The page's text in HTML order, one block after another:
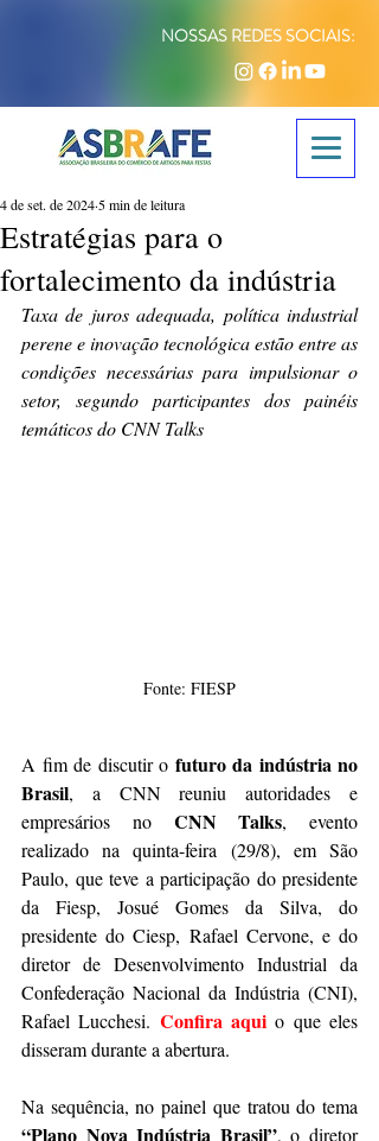
NOSSAS REDES SOCIAIS:
Estratégias para o
fortalecimento da indústria
4 de set. de 2024 5 min de leitura
Taxa de juros adequada, política industrial
perene e inovação tecnológica estão entre as
condições necessárias para impulsionar o
setor, segundo participantes dos painéis
temáticos do CNN Talks
Fonte: FIESP
A fim de discutir o futuro da indústria no
Brasil, a CNN reuniu autoridades e
empresários no CNN Talks, evento
realizado na quinta-feira (29/8), em São
Paulo, que teve a participação do presidente
da Fiesp, Josué Gomes da Silva, do
presidente do Ciesp, Rafael Cervone, e do
diretor de Desenvolvimento Industrial da
Confederação Nacional da Indústria (CNI),
Rafael Lucchesi. Confira aqui o que eles
disseram durante a abertura.
“Plano Nova Indústria Brasil”, o diretor